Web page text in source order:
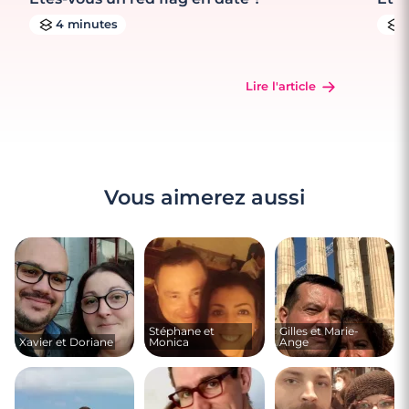
4 minutes
Lire l'article
Vous aimerez aussi
Xavier et Doriane
Stéphane et
Monica
Gilles et Marie-
Ange